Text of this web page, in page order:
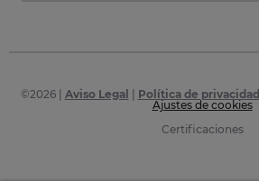
©2026| Aviso Legal Política de privacidad
Ajustes de cookies
Certificaciones